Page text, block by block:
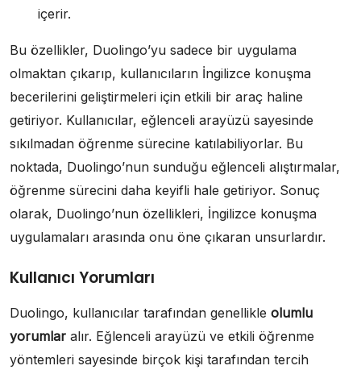
içerir.
Bu özellikler, Duolingo’yu sadece bir uygulama
olmaktan çıkarıp, kullanıcıların İngilizce konuşma
becerilerini geliştirmeleri için etkili bir araç haline
getiriyor. Kullanıcılar, eğlenceli arayüzü sayesinde
sıkılmadan öğrenme sürecine katılabiliyorlar. Bu
noktada, Duolingo’nun sunduğu eğlenceli alıştırmalar,
öğrenme sürecini daha keyifli hale getiriyor. Sonuç
olarak, Duolingo’nun özellikleri, İngilizce konuşma
uygulamaları arasında onu öne çıkaran unsurlardır.
Kullanıcı Yorumları
Duolingo, kullanıcılar tarafından genellikle olumlu
yorumlar alır. Eğlenceli arayüzü ve etkili öğrenme
yöntemleri sayesinde birçok kişi tarafından tercih